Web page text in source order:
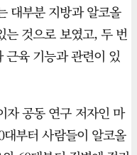
대부분 지방과 알코올
는 것으로 보였고, 두 번
근육 기능과 관련이 있
자 공동 연구 저자인 마
대부터 사람들이 알코올